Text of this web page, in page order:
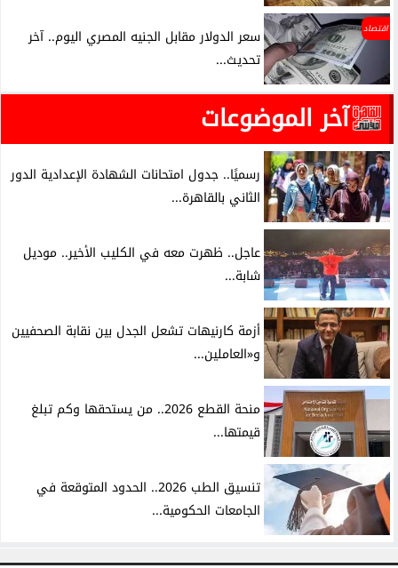
اقتصاد
سعر الدولار مقابل الجنيه المصري اليوم.. آخر
تحديث...
آخر الموضوعات
رسميًا.. جدول امتحانات الشهادة الإعدادية الدور
الثاني بالقاهرة...
عاجل.. ظهرت معه في الكليب الأخير.. موديل
شابة...
أزمة كارنيهات تشعل الجدل بين نقابة الصحفيين
و«العاملين...
منحة القطع 2026.. من يستحقها وكم تبلغ
قيمتها...
تنسيق الطب 2026.. الحدود المتوقعة في
الجامعات الحكومية...